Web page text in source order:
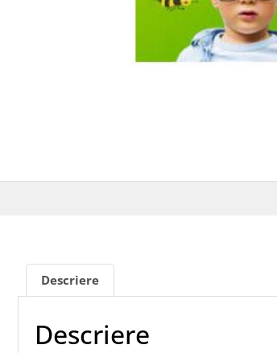
Descriere
Descriere